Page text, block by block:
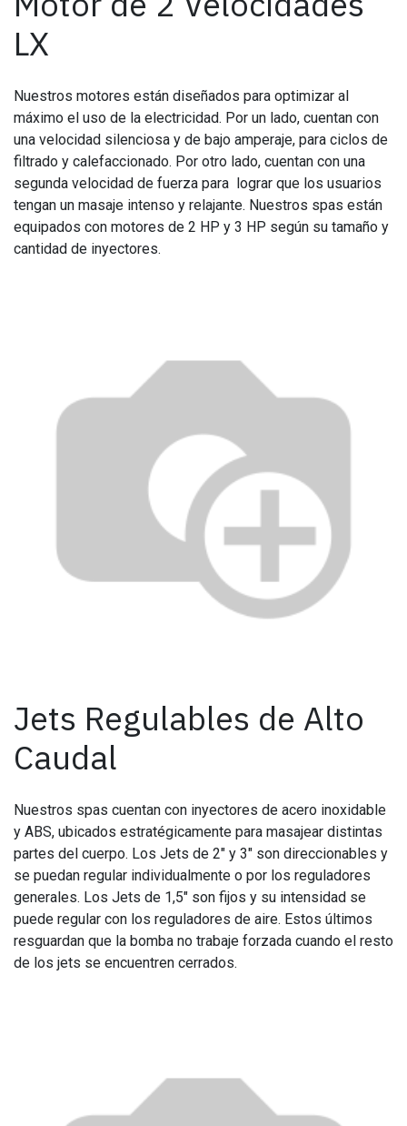
LX
Nuestros motores están diseñados para optimizar al
máximo el uso de la electricidad. Por un lado, cuentan con
una velocidad silenciosa y de bajo amperaje, para ciclos de
filtrado y calefaccionado. Por otro lado, cuentan con una
segunda velocidad de fuerza para lograr que los usuarios
tengan un masaje intenso y relajante. Nuestros spas están
equipados con motores de 2 HP y 3 HP según su tamaño y
cantidad de inyectores.
Jets Regulables de Alto
Caudal
Nuestros spas cuentan con inyectores de acero inoxidable
y ABS, ubicados estratégicamente para masajear distintas
partes del cuerpo. Los Jets de 2" y 3" son direccionables y
se puedan regular individualmente o por los reguladores
generales. Los Jets de 1,5" son fijos y su intensidad se
puede regular con los reguladores de aire. Estos últimos
resguardan que la bomba no trabaje forzada cuando el resto
de los jets se encuentren cerrados.